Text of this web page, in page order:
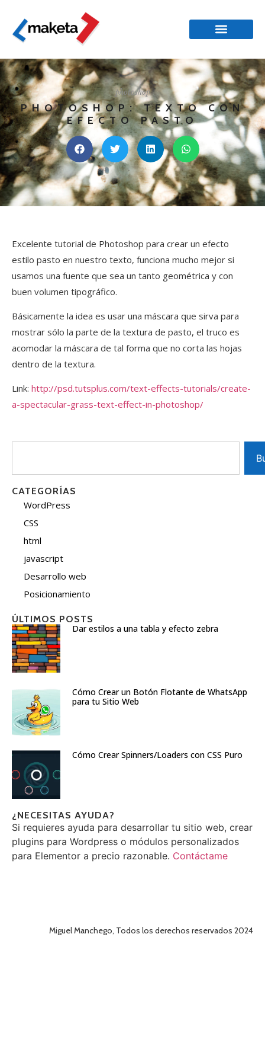
photoshop
PHOTOSHOP: TEXTO CON
EFECTO PASTO
Excelente tutorial de Photoshop para crear un efecto
estilo pasto en nuestro texto, funciona mucho mejor si
usamos una fuente que sea un tanto geométrica y con
buen volumen tipográfico.
Básicamente la idea es usar una máscara que sirva para
mostrar sólo la parte de la textura de pasto, el truco es
acomodar la máscara de tal forma que no corta las hojas
dentro de la textura.
Link: http://psd.tutsplus.com/text-effects-tutorials/create-
a-spectacular-grass-text-effect-in-photoshop/
CATEGORÍAS
WordPress
CSS
html
javascript
Desarrollo web
Posicionamiento
ÚLTIMOS POSTS
Dar estilos a una tabla y efecto zebra
Cómo Crear un Botón Flotante de WhatsApp
para tu Sitio Web
Cómo Crear Spinners/Loaders con CSS Puro
¿NECESITAS AYUDA?
Si requieres ayuda para desarrollar tu sitio web, crear
plugins para Wordpress o módulos personalizados
para Elementor a precio razonable. Contáctame
Miguel Manchego, Todos los derechos reservados 2024